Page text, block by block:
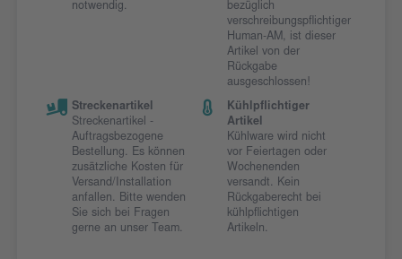
notwendig.
bezüglich
verschreibungspflichtiger
Human-AM, ist dieser
Artikel von der
Rückgabe
ausgeschlossen!
Streckenartikel
Streckenartikel -
Auftragsbezogene
Bestellung. Es können
zusätzliche Kosten für
Versand/Installation
anfallen. Bitte wenden
Sie sich bei Fragen
gerne an unser Team.
Kühlpflichtiger
Artikel
Kühlware wird nicht
vor Feiertagen oder
Wochenenden
versandt. Kein
Rückgaberecht bei
kühlpflichtigen
Artikeln.